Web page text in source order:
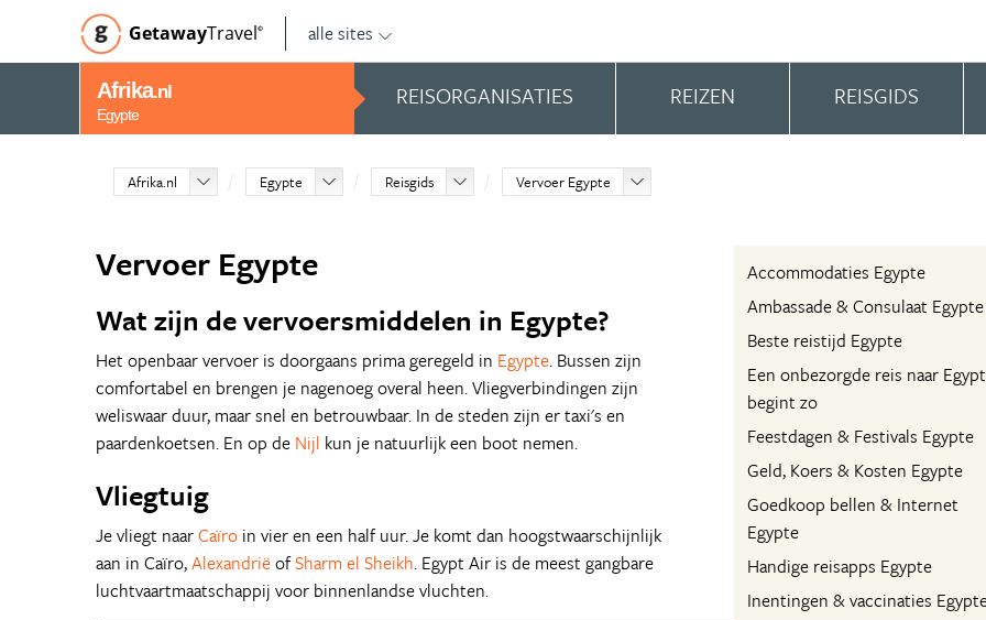
GetawayTravel© alle sites
Afrika.nl
Egypte
REISORGANISATIES REIZEN REISGIDS
Afrika.nl Egypte Reisgids Vervoer Egypte
Accommodaties Egypte
Ambassade & Consulaat Egypte
Beste reistijd Egypte
Een onbezorgde reis naar
begint zo
Feestdagen & Festivals Egypte
Geld, Koers & Kosten Egypte
Goedkoop bellen & Internet
Egypte
Handige reisapps Egypte
Inentingen & vaccinaties
Vervoer Egypte
Wat zijn de vervoersmiddelen in Egypte?
Het openbaar vervoer is doorgaans prima geregeld in Egypte. Bussen zijn
comfortabel en brengen je nagenoeg overal heen. Vliegverbindingen zijn
weliswaar duur, maar snel en betrouwbaar. In de steden zijn er taxi's en
paardenkoetsen. En op de Nijl kun je natuurlijk een boot nemen.
Vliegtuig
Je vliegt naarCaïro in vier en een half uur. Je komt dan hoogstwaarschijnlijk
aan in Caïro,AlexandriëofSharm el Sheikh. Egypt Air is de meest gangbare
luchtvaartmaatschappij voor binnenlandse vluchten.